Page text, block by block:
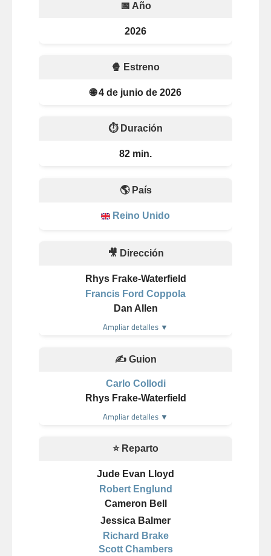
📅 Año
2026
🍿 Estreno
🌐 4 de junio de 2026
⏱️ Duración
82 min.
🌎 País
Reino Unido
🎥 Dirección
Rhys Frake-Waterfield
Francis Ford Coppola
Dan Allen
Ampliar detalles ▼
✍️ Guion
Carlo Collodi
Rhys Frake-Waterfield
Ampliar detalles ▼
⭐ Reparto
Jude Evan Lloyd
Robert Englund
Cameron Bell
Jessica Balmer
Richard Brake
Scott Chambers